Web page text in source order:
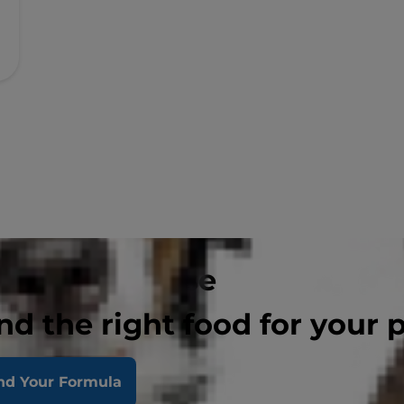
the right food for your
Your Formula
mousse
és mini